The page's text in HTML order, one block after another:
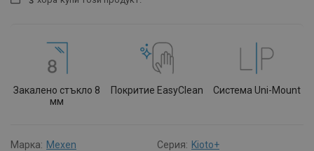
Закалено стъкло 8
мм
Покритие EasyClean Система Uni-Mount
Марка: Mexen Серия: Kioto+